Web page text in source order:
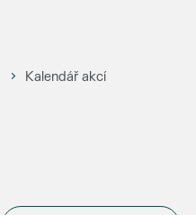
Kalendář akcí